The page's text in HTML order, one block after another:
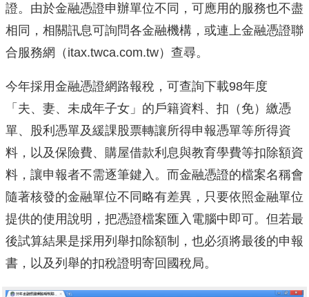
證。由於金融憑證申辦單位不同，可應用的服務也不盡
相同，相關訊息可詢問各金融機構，或連上金融憑證聯
合服務網（itax.twca.com.tw）查尋。
今年採用金融憑證網路報稅，可查詢下載98年度
「夫、妻、未成年子女」的戶籍資料、扣（免）繳憑
單、股利憑單及緩課股票轉讓所得申報憑單等所得資
料，以及保險費、購屋借款利息與教育學費等扣除額資
料，讓申報者不需逐筆鍵入。而金融憑證的檔案名稱會
隨著核發的金融單位不同略有差異，只要依照金融單位
提供的使用說明，把憑證檔案匯入電腦中即可。但若最
後試算結果是採用列舉扣除額制，也必須將最後的申報
書，以及列舉的扣稅證明寄回國稅局。